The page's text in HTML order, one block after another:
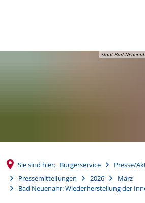
Stadt Bad
Sie sind hier: Bürgerservice
Presse/
Pressemitteilungen
2026
März
Bad Neuenahr: Wiederherstellung der